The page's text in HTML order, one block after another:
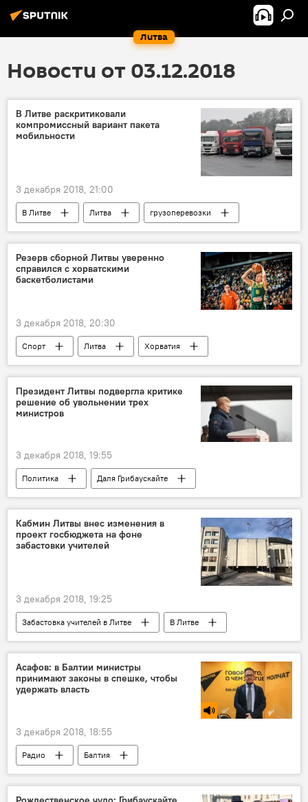
Литва
Новости от 03.12.2018
В Литве раскритиковали
компромиссный вариант пакета
мобильности
3 декабря 2018, 21:00
В Литве Литва грузоперевозки
Резерв сборной Литвы уверенно
справился с хорватскими
баскетболистами
3 декабря 2018, 20:30
Спорт Литва Хорватия
Президент Литвы подвергла критике
решение об увольнении трех
министров
3 декабря 2018, 19:55
Политика
Даля Грибаускайте
Саулюс Сквернялис
Кабмин Литвы внес изменения в
проект госбюджета на фоне
забастовки учителей
3 декабря 2018, 19:25
Забастовка учителей в Литве
В Литве
кабмин
забастовка госбюджет
Асафов: в Балтии министры
принимают законы в спешке, чтобы
удержать власть
3 декабря 2018, 18:55
Радио Балтия